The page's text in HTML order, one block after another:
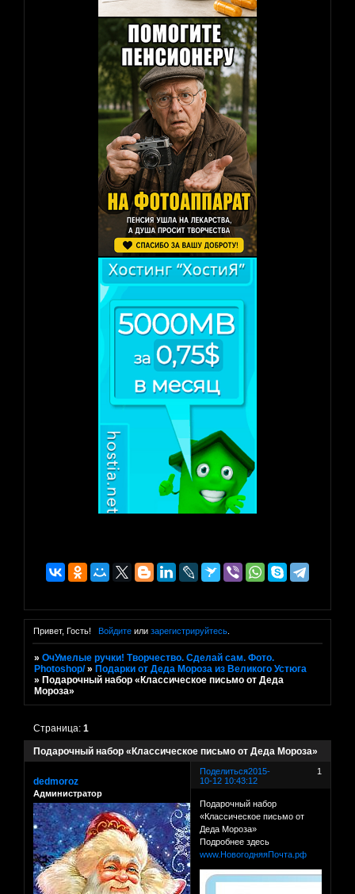
Привет, Гость! Войдитеили зарегистрируйтесь.
»ОчУмелые ручки! Творчество. Сделай сам. Фото.
Photoshop/ » Подарки от Деда Мороза из Великого Устюга
» Подарочный набор «Классическое письмо от Деда
Мороза»
Подарочный набор «Классическое письмо от Деда Мороза»
Страница:1
Поделиться 1
2015-
10-12 10:43:12
dedmoroz
Администратор
Подарочный набор
«Классическое письмо от
Деда Мороза»
Подробнее здесь
www.НовогодняяПочта.рф